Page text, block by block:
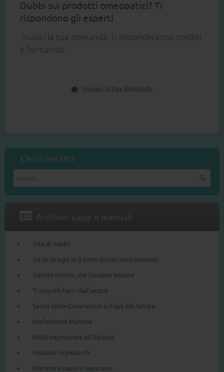
Dubbi sui prodotti omeopatici? Ti
rispondono gli esperti
Inviaci la tua domanda, ti risponderanno medici
e farmacisti.
Inviaci la tua domanda
Cerca nel sito
Archivio: saggi e manuali
Vite di madri
Ve lo spiego io (i primi dodici mesi insieme)
Tienimi stretto, ma lasciami andare
Ti seguirò fuori dall'acqua
Senza limiti-Generazioni in fuga dal tempo
Professione Mamma
Piatti vegetariani all’italiana
Papaveri e pistacchi
Mamma e papà si separano